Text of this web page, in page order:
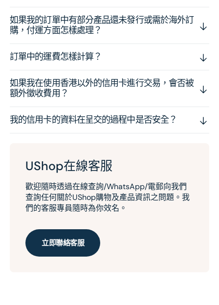
如果我的訂單中有部分產品還未發行或需於海外訂
購，付運方面怎樣處理？
訂單中的運費怎樣計算？
如果我在使用香港以外的信用卡進行交易，會否被
額外徵收費用？
我的信用卡的資料在呈交的過程中是否安全？
UShop在線客服
歡迎隨時透過在線查詢/WhatsApp/電郵向我們
查詢任何關於UShop購物及產品資訊之問題。我
們的客服專員隨時為你效名。
立即聯絡客服